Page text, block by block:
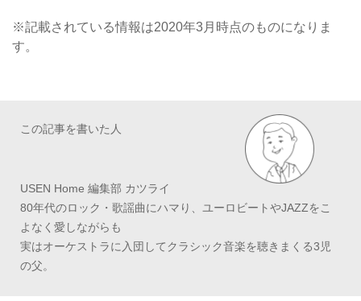
※記載されている情報は2020年3月時点のものになりま
す。
この記事を書いた人
USEN Home 編集部 カツライ
80年代のロック・歌謡曲にハマり、ユーロビートやJAZZをこ
よなく愛しながらも
実はオーケストラに入団してクラシック音楽を聴きまくる3児
の父。